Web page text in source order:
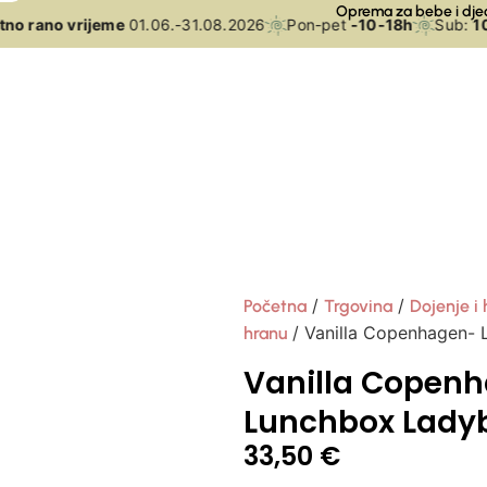
rano vrijeme01.06.-31.08.2026 Pon-pet-10-18h Sub:10-
Oprema za bebe i
Početna / Trgovina / Dojenje i
hranu / Vanilla Copenhagen-
Vanilla
Lunchbox
33,50 €